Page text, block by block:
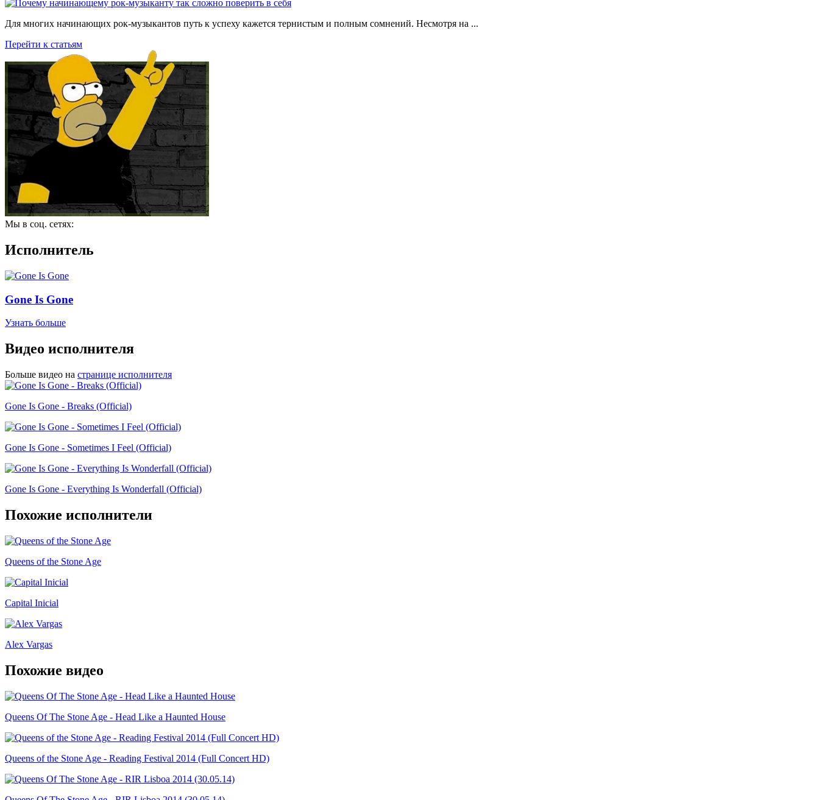
Для многих начинающих рок-музыкантов путь к успеху кажется тернистым и полным сомнений. Несмотря на ...
Перейти к статьям
Мы в соц. сетях:
Исполнитель
Gone Is Gone
Узнать больше
Видео исполнителя
Больше видео на странице исполнителя
Gone Is Gone - Breaks (Official)
Gone Is Gone - Sometimes I Feel (Official)
Gone Is Gone - Everything Is Wonderfall (Official)
Похожие исполнители
Queens of the Stone Age
Capital Inicial
Alex Vargas
Похожие видео
Queens Of The Stone Age - Head Like a Haunted House
Queens of the Stone Age - Reading Festival 2014 (Full Concert HD)